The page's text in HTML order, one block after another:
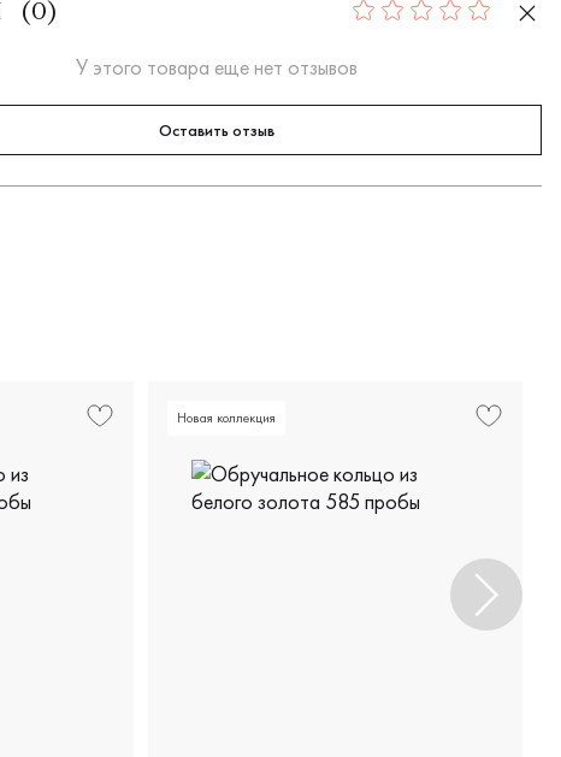
( 0 ) 0
У этого товара еще нет отзывов
Оставить отзыв
Новая коллекция